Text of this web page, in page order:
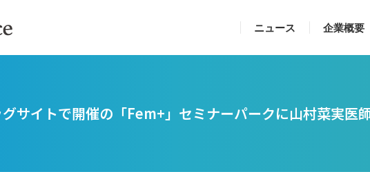
ニュース 企業概要
サイトで開催の「Fem+」セミナーパークに山村菜実医